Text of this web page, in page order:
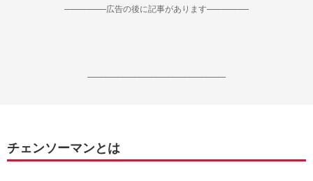
--------------------広告の後に記事があります--------------------
------------------------------------------------------------------
チェンソーマンとは